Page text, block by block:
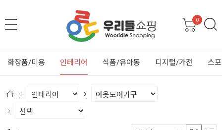
0
화장품/미용 인테리어 식품/유아동 디지털/가전 스